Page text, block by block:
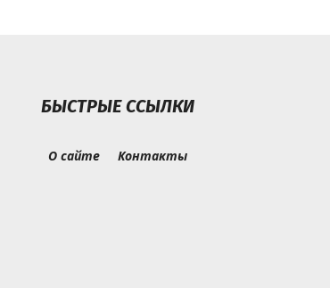
БЫСТРЫЕ ССЫЛКИ
О сайте Контакты